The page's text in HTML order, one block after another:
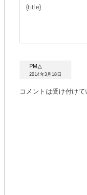
{title}
PM△
2014年3月18日
コメントは受け付け